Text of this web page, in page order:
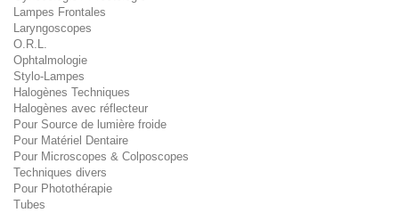
Lampes Frontales
Laryngoscopes
O.R.L.
Ophtalmologie
Stylo-Lampes
Halogènes Techniques
Halogènes avec réflecteur
Pour Source de lumière froide
Pour Matériel Dentaire
Pour Microscopes & Colposcopes
Techniques divers
Pour Photothérapie
Tubes